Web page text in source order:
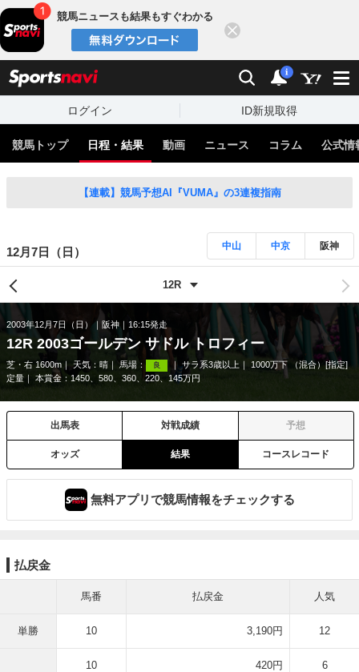
競馬ニュースも結果もすぐわかる
検索 通知
i
ログイン ID新規取得
競馬トップ 日程・結果 動画 ニュース コラム 公式情
【連載】競馬予想AI『VUMA』の3連複指南
12月7日（日） 中山 中京 阪神
2003年12月7日（日） 阪神 16:15発走
12R 2003ゴールデン サドル トロフィー
芝・右 1600m 天気： 晴 馬場： 良 サラ系3歳以上
1000万下 （混合）[指定]
定量
本賞金：1450、580、360、220、145万円
出馬表 対戦成績 予想
オッズ 結果 コースレコード
無料アプリで競馬情報をチェックする
払戻金
馬番 払戻金 人気
単勝 10 3,190円 12
10 420円 6